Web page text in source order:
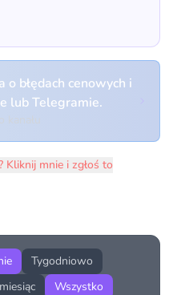
błędach cenowych i
lub Telegramie.
Kliknij mnie i zgłoś to
Tygodniowo
Wszystko